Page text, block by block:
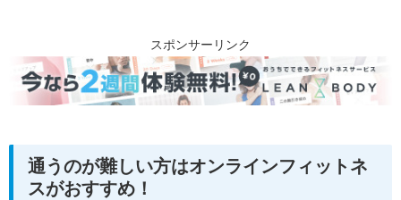
スポンサーリンク
通うのが難しい方はオンラインフィットネ
スがおすすめ！